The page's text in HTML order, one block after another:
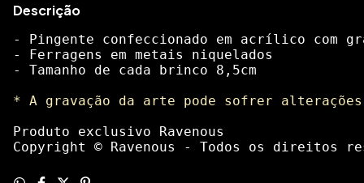
Descrição
- Pingente confeccionado em acrílico com
- Ferragens em metais niquelados
- Tamanho de cada brinco 8,5cm
* A gravação da arte pode sofrer
Produto exclusivo Ravenous
Copyright © Ravenous - Todos os direitos